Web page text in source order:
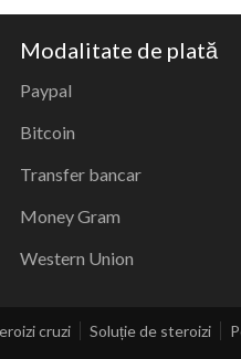
Modalitate de plată
Paypal
Bitcoin
Transfer bancar
Money Gram
Western Union
cruzi Soluție de steroizi